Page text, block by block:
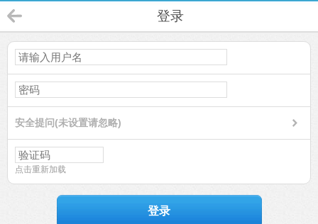
登录
安全提问(未设置请忽略)
点击重新加载
登录